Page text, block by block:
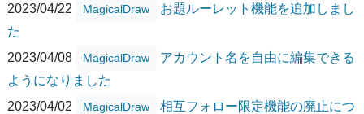
2023/04/22
MagicalDraw
お題ルーレット機能を追加しまし
た
2023/04/08
MagicalDraw
アカウント名を自由に編集できる
ようになりました
2023/04/02
MagicalDraw
相互フォロー限定機能の廃止につ